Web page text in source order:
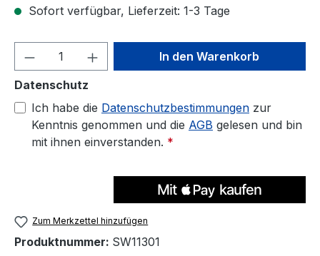
Sofort verfügbar, Lieferzeit: 1-3 Tage
Produkt Anzahl: Gib denIn den Warenkorb
Datenschutz
Ich habe die Datenschutzbestimmungen zur
Kenntnis genommen und die AGB gelesen und bin
mit ihnen einverstanden. *
Zum Merkzettel hinzufügen
Produktnummer: SW11301